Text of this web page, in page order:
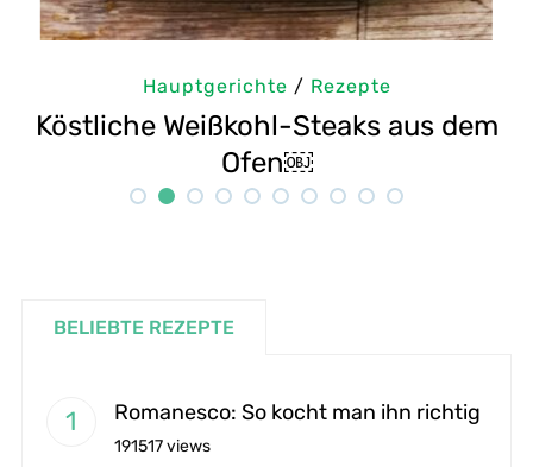
Steaks aus dem
Hauptgerichte
Selbstgemachte
BELIEBTE REZEPTE
Romanesco: So kocht man ihn richtig
191517 views